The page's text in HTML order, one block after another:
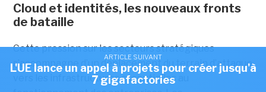
Cloud et identités, les nouveaux fronts
de bataille
Cette pression sur les secteurs stratégiques
s’accompagne d’un déplacement du terrain d’attaque
vers les infrastructures essentielles au
ARTICLE SUIVANT
L'UE lance un appel à projets pour créer jusqu'à
7 gigafactories